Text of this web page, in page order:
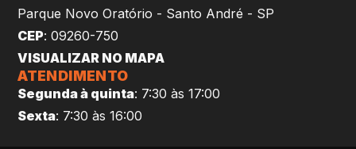
Parque Novo Oratório - Santo André - SP
CEP: 09260-750
VISUALIZAR NO MAPA
ATENDIMENTO
Segunda à quinta: 7:30 às 17:00
Sexta: 7:30 às 16:00